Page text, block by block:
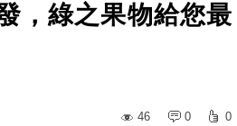
，綠之果物給您最
46
0 0